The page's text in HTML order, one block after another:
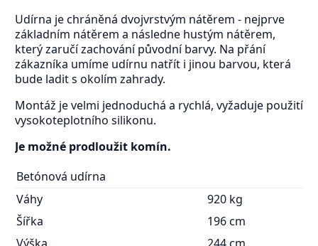
Udírna je chráněná dvojvrstvým nátěrem - nejprve
základním nátěrem a následne hustým nátěrem,
který zaručí zachování původní barvy. Na přání
zákazníka umíme udírnu natřít i jinou barvou, která
bude ladit s okolím zahrady.
Montáž je velmi jednoduchá a rychlá, vyžaduje použití
vysokoteplotního silikonu.
Je možné prodloužit komín.
Betónová udírna
Váhy
920 kg
Šířka
196 cm